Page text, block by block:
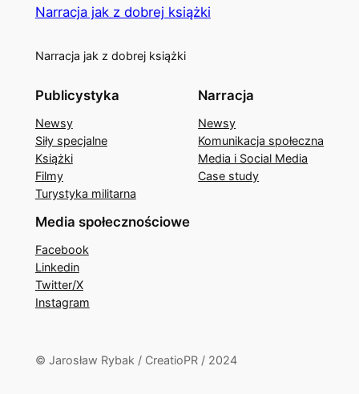
Narracja jak z dobrej książki
Narracja jak z dobrej książki
Publicystyka
Newsy
Siły specjalne
Książki
Filmy
Turystyka militarna
Narracja
Newsy
Komunikacja społeczna
Media i Social Media
Case study
Media społecznościowe
Facebook
Linkedin
Twitter/X
Instagram
© Jarosław Rybak / CreatioPR / 2024